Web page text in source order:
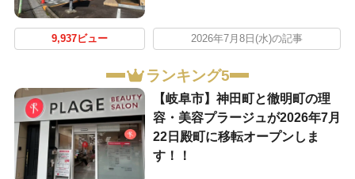
9,937ビュー 2026年7月8日(水)の記事
ランキング5
【岐阜市】神田町と徹明町の理
容・美容プラージュが2026年7月
22日殿町に移転オープンしま
す！！